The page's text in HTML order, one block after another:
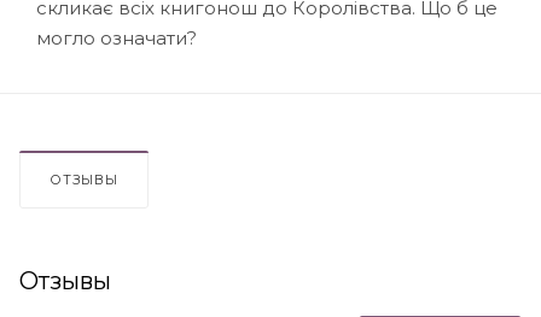
скликає всіх книгонош до Королівства. Що б це
могло означати?
ОТЗЫВЫ
Отзывы